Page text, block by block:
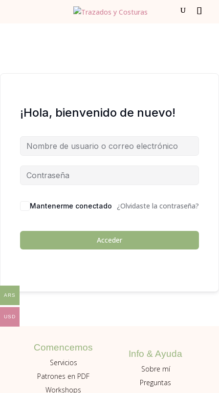
¡Hola, bienvenido de nuevo!
Mantenerme conectado ¿Olvidaste la contraseña?
Acceder
Comencemos
Servicios
Patrones en PDF
Workshops
Info & Ayuda
Sobre mí
Preguntas
ARS
USD